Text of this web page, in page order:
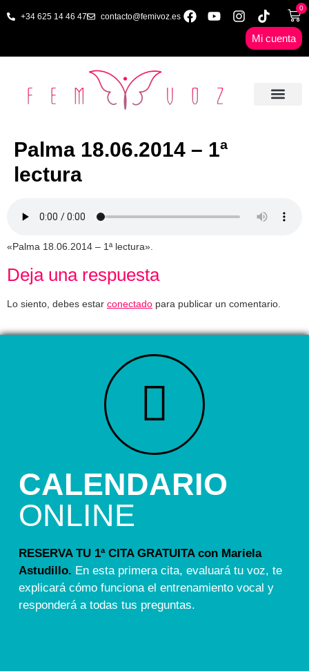
+34 625 14 46 47 contacto@femivoz.es
0
Mi cuenta
Palma 18.06.2014 – 1ª
lectura
«Palma 18.06.2014 – 1ª lectura».
Deja una respuesta
Lo siento, debes estar conectado para publicar un comentario.
CALENDARIO
ONLINE
RESERVA TU 1ª CITA GRATUITA con Mariela
Astudillo. En esta primera cita, evaluará tu voz, te
explicará cómo funciona el entrenamiento vocal y
responderá a todas tus preguntas.